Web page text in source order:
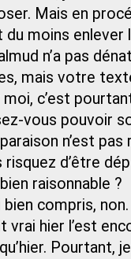
Mais en
du moins
n’a pas
mais votre
c’est
vous pouvoir
n’est pas
d’être
raisonnable ?
bien compris,
vrai hier l’est
Pourtant,